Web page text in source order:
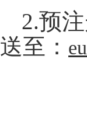
2.预
送至：